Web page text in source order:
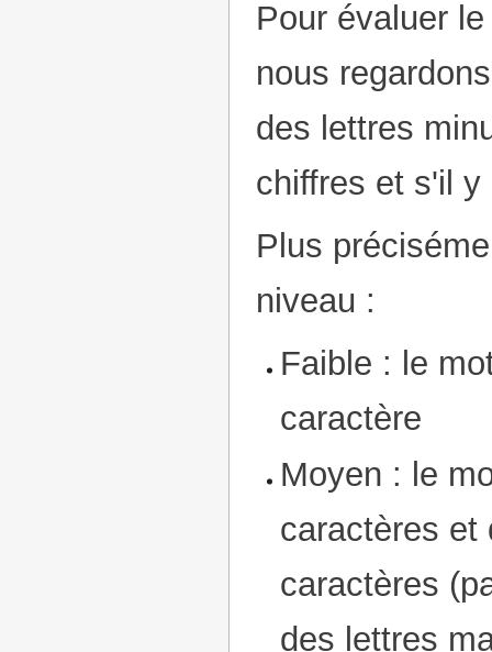
Pour évaluer
nous
des lettres
chiffres et s'il
Plus
niveau :
Faible : le
caractère
Moyen : le
caractères et
caractères
des lettres